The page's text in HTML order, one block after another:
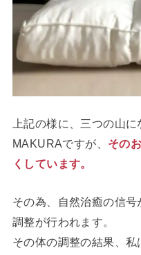
上記の様に、三つの山
MAKURAですが、 その
くしています。
その為、自然治癒の信
調整が行われます。
その体の調整の結果、